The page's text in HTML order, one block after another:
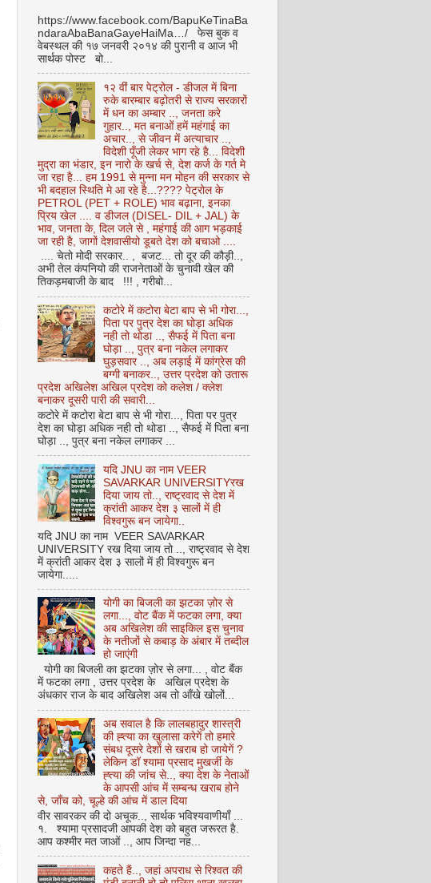
https://www.facebook.com/BapuKeTinaBa
ndaraAbaBanaGayeHaiMa…/ फेस बुक व
वेबस्थल की १७ जनवरी २०१४ की पुरानी व आज भी
सार्थक पोस्ट बो...
१२ वीं बार पेट्रोल - डीजल में बिना
रुके बारम्बार बढ़ोतरी से राज्य सरकारों
में धन का अम्बार .., जनता करे
गुहार.., मत बनाओं हमें महंगाई का
अचार.., से जीवन में अत्याचार ..,
विदेशी पूँजी लेकर भाग रहे है... विदेशी
मुद्रा का भंडार, इन नारो के खर्च से, देश कर्ज के गर्त मे
जा रहा है... हम 1991 से मुन्ना मन मोहन की सरकार से
भी बदहाल स्थिति मे आ रहे है...???? पेट्रोल के
PETROL (PET + ROLE) भाव बढ़ाना, इनका
प्रिय खेल .... व डीजल (DISEL- DIL + JAL) के
भाव, जनता के, दिल जले से , महंगाई की आग भड़काई
जा रही है, जागों देशवासीयो डूबते देश को बचाओ ....
.... चेतो मोदी सरकार.. , बजट... तो दूर की कौड़ी..,
अभी तेल कंपनियो की राजनेताओं के चुनावी खेल की
तिकड़मबाजी के बाद !!! , गरीबो...
कटोरे में कटोरा बेटा बाप से भी गोरा...,
पिता पर पुत्र देश का घोड़ा अधिक
नही तो थोडा .., सैफई में पिता बना
घोड़ा .., पुत्र बना नकेल लगाकर
घुड़सवार .., अब लड़ाई में कांग्रेस की
बग्गी बनाकर.., उत्तर प्रदेश को उतारू
प्रदेश अखिलेश अखिल प्रदेश को कलेश / क्लेश
बनाकर दूसरी पारी की सवारी...
कटोरे में कटोरा बेटा बाप से भी गोरा..., पिता पर पुत्र
देश का घोड़ा अधिक नही तो थोडा .., सैफई में पिता बना
घोड़ा .., पुत्र बना नकेल लगाकर ...
यदि JNU का नाम VEER
SAVARKAR UNIVERSITYरख
दिया जाय तो.., राष्ट्रवाद से देश में
क्रांती आकर देश ३ सालों में ही
विश्वगुरू बन जायेगा..
यदि JNU का नाम VEER SAVARKAR
UNIVERSITY रख दिया जाय तो .., राष्ट्रवाद से देश
में क्रांती आकर देश ३ सालों में ही विश्वगुरू बन
जायेगा.....
योगी का बिजली का झटका ज़ोर से
लगा..., वोट बैंक में फटका लगा, क्या
अब अखिलेश की साइकिल इस चुनाव
के नतीजों से कबाड़ के अंबार में तब्दील
हो जाएंगी
योगी का बिजली का झटका ज़ोर से लगा... , वोट बैंक
में फटका लगा , उत्तर प्रदेश के अखिल प्रदेश के
अंधकार राज के बाद अखिलेश अब तो आँखे खोलों...
अब सवाल है कि लालबहादुर शास्त्री
की ह्त्या का खुलासा करेगें तो हमारे
संबध दूसरे देशों से खराब हो जायेगें ?
लेकिन डॉ श्यामा प्रसाद मुखर्जी के
ह्त्या की जांच से.., क्या देश के नेताओं
के आपसी आंच में सम्बन्ध खराब होने
से, जाँच को, चूल्हे की आंच में डाल दिया
वीर सावरकर की दो अचूक.., सार्थक भविश्यवाणीयाँ ...
१. श्यामा प्रसादजी आपकी देश को बहुत जरूरत है.
आप कश्मीर मत जाओं .., आप जिन्दा नह...
कहते हैं.., जहां अपराध से रिश्वत की